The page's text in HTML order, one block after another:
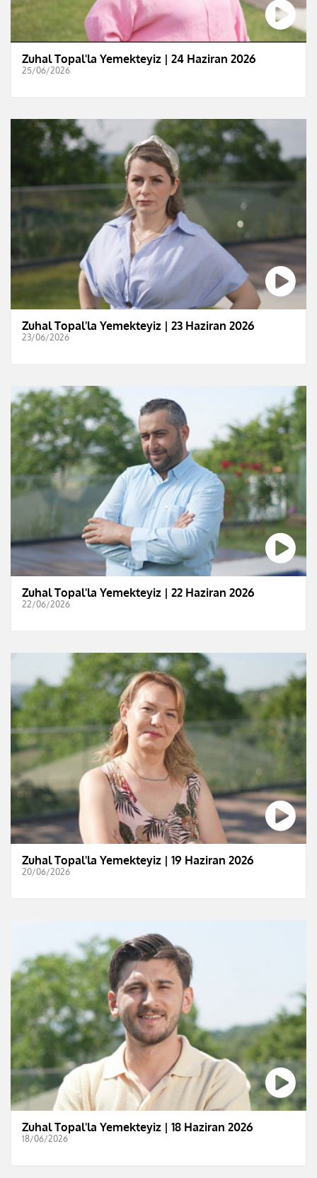
Zuhal Topal'la Yemekteyiz | 24 Haziran 2026
25/06/2026
Zuhal Topal'la Yemekteyiz | 23 Haziran 2026
23/06/2026
Zuhal Topal'la Yemekteyiz | 22 Haziran 2026
22/06/2026
Zuhal Topal'la Yemekteyiz | 19 Haziran 2026
20/06/2026
Zuhal Topal'la Yemekteyiz | 18 Haziran 2026
18/06/2026